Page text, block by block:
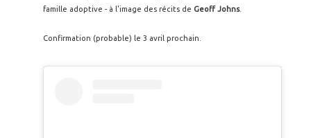
famille adoptive - à l'image des récits de Geoff Johns.
Confirmation (probable) le 3 avril prochain.